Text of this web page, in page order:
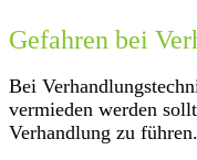
Gefahren bei
Bei
vermieden werden
Verhandlung zu